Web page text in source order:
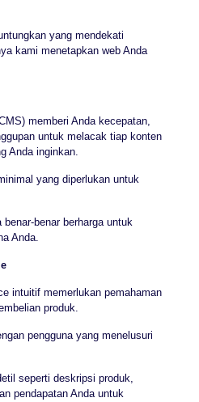
yang mendekati
kami menetapkan web Anda
memberi Anda kecepatan,
untuk melacak tiap konten
Anda inginkan.
yang diperlukan untuk
benar berharga untuk
Anda.
intuitif memerlukan pemahaman
produk.
pengguna yang menelusuri
seperti deskripsi produk,
pendapatan Anda untuk